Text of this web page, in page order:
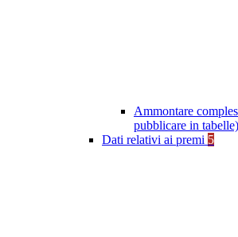
Ammontare
pubblicare in tabelle)
Dati relativi ai premi 5